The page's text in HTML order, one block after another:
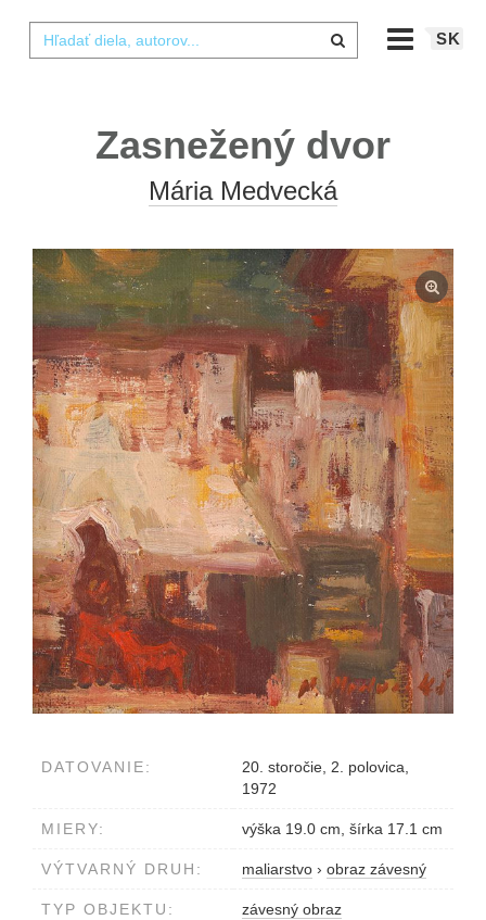
SK
Zasnežený dvor
Mária Medvecká
DATOVANIE:
20. storočie, 2. polovica,
1972
MIERY: výška 19.0 cm, šírka 17.1 cm
VÝTVARNÝ DRUH: maliarstvo › obraz závesný
TYP OBJEKTU: závesný obraz